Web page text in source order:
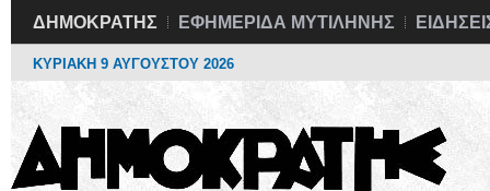
ΔΗΜΟΚΡΑΤΗΣ ΕΦΗΜΕΡΙΔΑ ΜΥΤΙΛΗΝΗΣ
ΚΥΡΙΑΚΗ 9 ΑΥΓΟΥΣΤΟΥ 2026